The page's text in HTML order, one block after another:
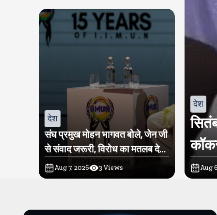
देश
संघ प्रमुख मोहन भागवत बोले, जेन जी
से संवाद जरूरी, विरोध का मतलब देश
विरोधी नहीं
Aug 7, 2026 3 Views
देश
Aug